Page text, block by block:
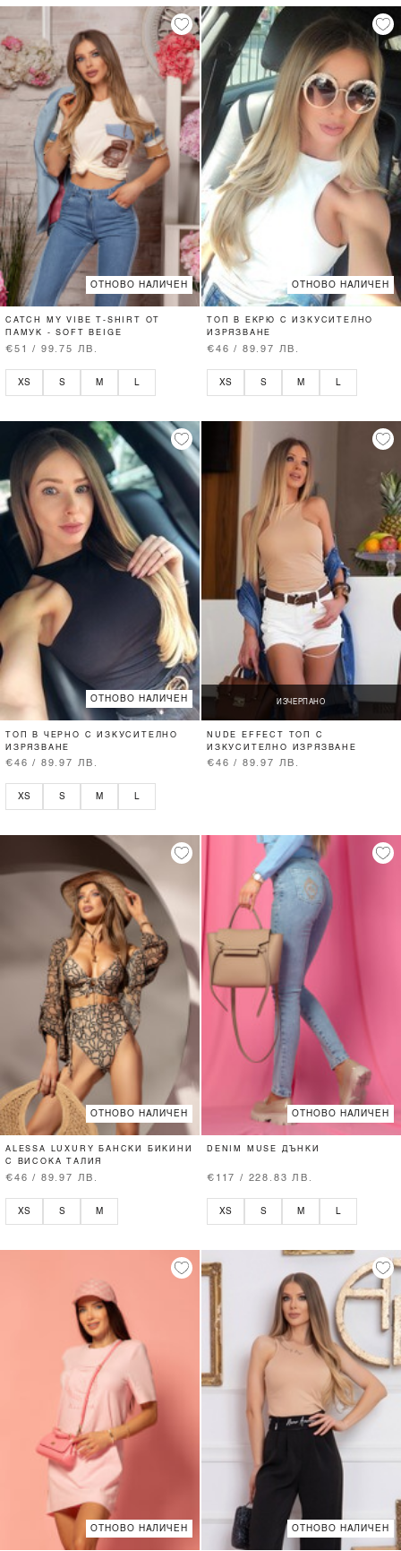
ОТНОВО НАЛИЧЕН
CATCH MY VIBE T-SHIRT ОТ
ПАМУК - SOFT BEIGE
€51 / 99.75 ЛВ.
XS S M
ОТНОВО НАЛИЧЕН
ТОП В ЕКРЮ С ИЗКУСИТЕЛНО
ИЗРЯЗВАНЕ
€46 / 89.97 ЛВ.
XS S M
ОТНОВО НАЛИЧЕН
ТОП В ЧЕРНО С ИЗКУСИТЕЛНО
ИЗРЯЗВАНЕ
€46 / 89.97 ЛВ.
XS S M L
ИЗЧЕРПАНО
NUDE EFFECT ТОП С
ИЗКУСИТЕЛНО ИЗРЯЗВАНЕ
€46 / 89.97 ЛВ.
ОТНОВО НАЛИЧЕН
ALESSA LUXURY БАНСКИ БИКИНИ
С ВИСОКА ТАЛИЯ
€46 / 89.97 ЛВ.
XS S M
ОТНОВО НАЛИЧЕН
DENIM MUSE ДЪНКИ
€117 / 228.83 ЛВ.
XS S M L
ОТНОВО НАЛИЧЕН ОТНОВО НАЛИЧЕН